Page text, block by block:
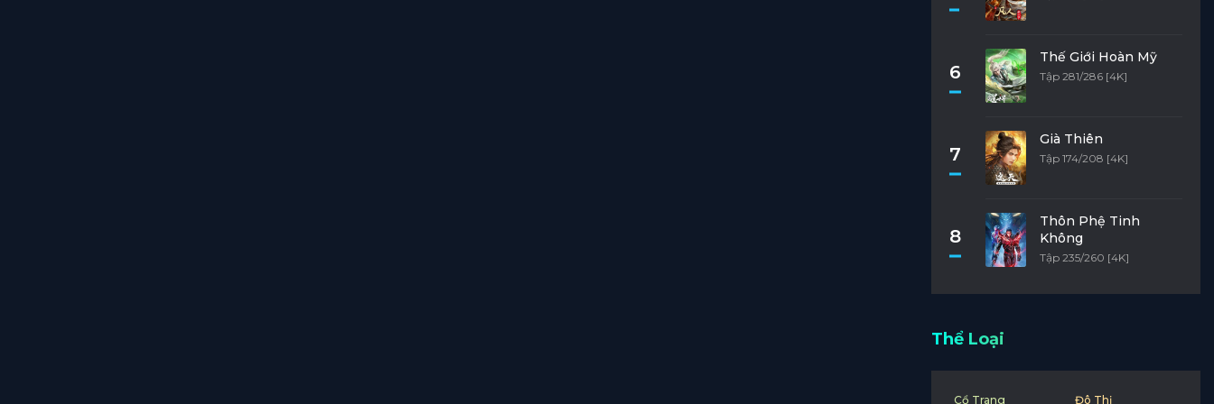
6
Thế Giới Hoàn Mỹ
Tập 281/286 [4K]
7
Già Thiên
Tập 174/208 [4K]
8
Thôn Phệ Tinh
Không
Tập 235/260 [4K]
Thể Loại
Cổ Trang Đô Thị